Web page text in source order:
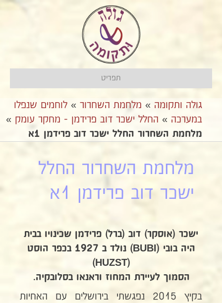
תפריט
גולה ותקומה » מלחמת השחרור » לוחמים שנפלו
במערכה » החלל ישכר דוב פרידמן - מחקר עומק »
מלחמת השחרור החלל ישכר דוב פרידמן 1א
מלחמת השחרור החלל
ישכר דוב פרידמן 1א
ישכר (אוסקר) דוב (ברל) פרידמן שכינויו בבית
היה בובי (BUBI) נולד ב 1927 בכפר הוסט
(HUZST)
הסמוך לעיירת המחוז וראנאו בסלובקיה.
בקיץ 2015 נפגשתי בירושלים עם האחיות